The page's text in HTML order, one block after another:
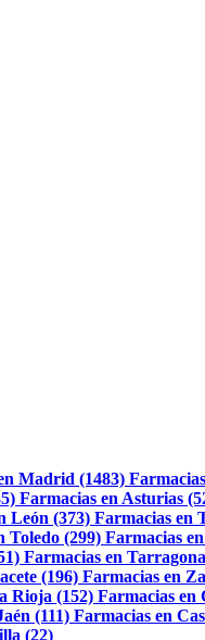
Madrid (1483)
Farmacias en Asturias
León (373) Farmacias en
Toledo (299) Farmacias
Farmacias en
(196) Farmacias en
Rioja (152) Farmacias en
(111) Farmacias en
(22)